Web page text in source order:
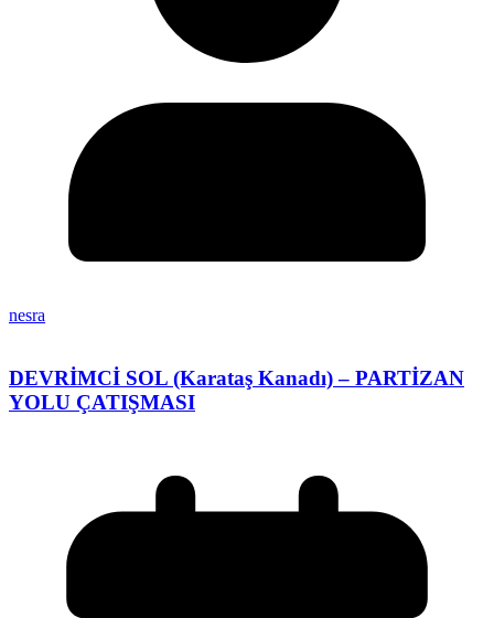
nesra
DEVRİMCİ SOL (Karataş Kanadı) – PARTİZAN
YOLU ÇATIŞMASI